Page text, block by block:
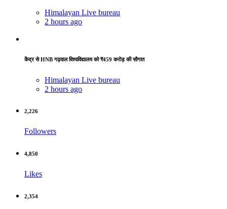
Himalayan Live bureau
2 hours ago
केंद्र से HNB गढ़वाल विश्वविद्यालय को ₹459 करोड़ की सौगात
Himalayan Live bureau
2 hours ago
2,226
Followers
4,850
Likes
2,354